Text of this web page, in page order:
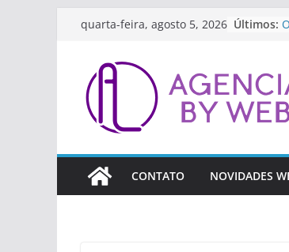
Pular
conteúdo
quarta-feira, agosto 5, 2026 Últimos:
CONTATO NOVIDADES